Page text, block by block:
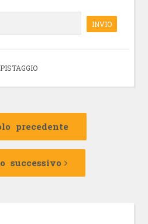
precedente
Articolo
successivo
Articolo